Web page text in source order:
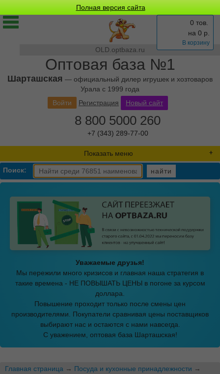
Полная версия сайта
OLD.optbaza.ru
Оптовая база №1
Шарташская — официальный дилер игрушек и хозтоваров
Урала с 1999 года
0 тов.
на 0 р.
В корзину
Войти Регистрация Новый сайт
8 800 5000 260
+7 (343) 289-77-00
Показать меню
Поиск: найти
Уважаемые друзья!
Мы пережили много кризисов и главная наша стратегия в
такие времена - НЕ ПОВЫШАТЬ ЦЕНЫ в погоне за курсом
доллара.
Повышение проходит только после смены цен
производителями. Покупатели сравнивая цены поставщиков
выбирают нас и остаются с нами навсегда.
С уважением, оптовая база Шарташская!
Главная страница → Посуда и кухонные принадлежности →